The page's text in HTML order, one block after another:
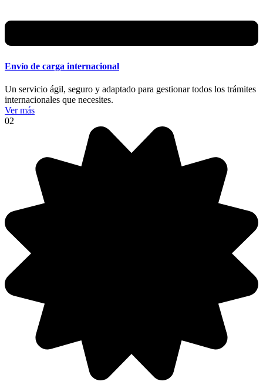
Envío de carga internacional
Un servicio ágil, seguro y adaptado para gestionar todos los trámites
internacionales que necesites.
Ver más
02